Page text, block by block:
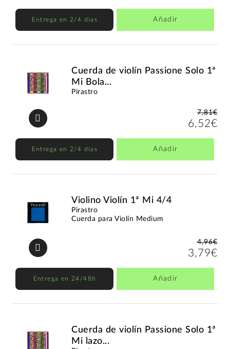
Entrega en 2/4 días Añadir
Cuerda de violín Passione Solo 1ª
Mi Bola...
Pirastro
7,81€
6,52€
Entrega en 2/4 días Añadir
Violino Violín 1ª Mi 4/4
Pirastro
Cuerda para Violín Medium
4,96€
3,79€
Entrega en 24/48h Añadir
Cuerda de violín Passione Solo 1ª
Mi lazo...